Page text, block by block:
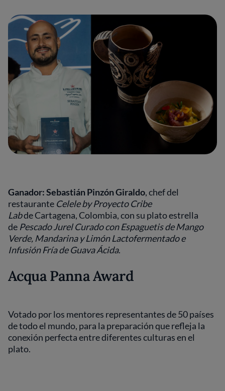
Ganador:Sebastián Pinzón Giraldo, chef del
restaurante Celele by Proyecto Cribe
Labde Cartagena, Colombia, con su plato estrella
de Pescado Jurel Curado con Espaguetis de Mango
Verde, Mandarina y Limón Lactofermentado e
Infusión Fría de Guava Ácida.
Acqua Panna Award
Votado por los mentores representantes de 50 países
de todo el mundo, para la preparación que refleja la
conexión perfecta entre diferentes culturas en el
plato.